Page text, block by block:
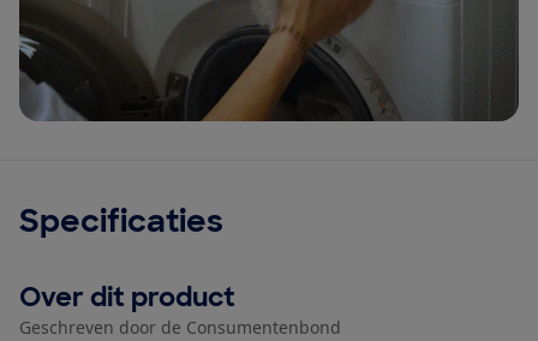
Specificaties
Over dit product
Geschreven door de Consumentenbond